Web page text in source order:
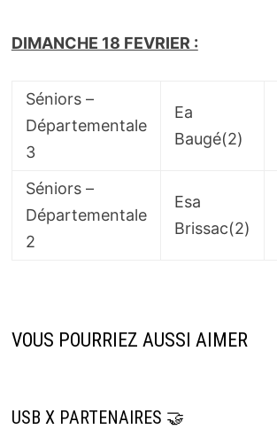
DIMANCHE 18 FEVRIER :
Séniors –
Départementale
3
Ea
Baugé(2)
Séniors –
Départementale
2
Esa
Brissac(2)
VOUS POURRIEZ AUSSI AIMER
USB X PARTENAIRES 🤝